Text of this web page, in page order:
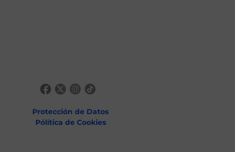
Protección de Datos
Pólítica de Cookies